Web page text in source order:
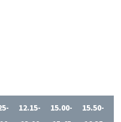
12.15-
15.00-
15.50-